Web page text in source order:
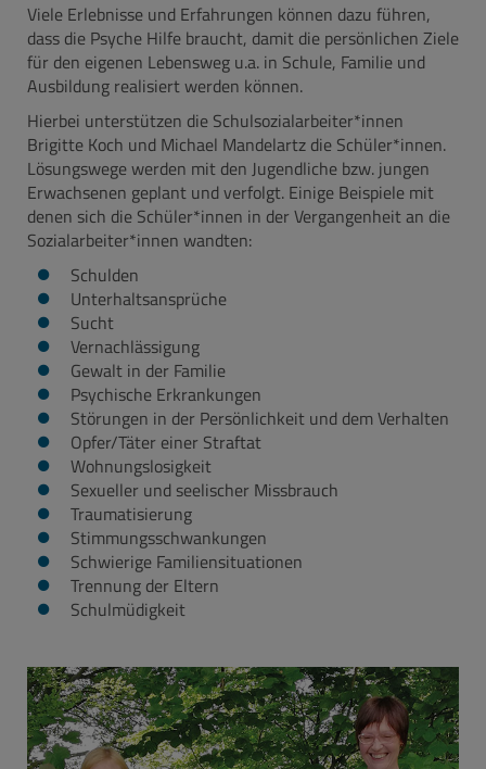
Viele Erlebnisse und Erfahrungen können dazu führen,
dass die Psyche Hilfe braucht, damit die persönlichen Ziele
für den eigenen Lebensweg u.a. in Schule, Familie und
Ausbildung realisiert werden können.
Hierbei unterstützen die Schulsozialarbeiter*innen
Brigitte Koch und Michael Mandelartz die Schüler*innen.
Lösungswege werden mit den Jugendliche bzw. jungen
Erwachsenen geplant und verfolgt. Einige Beispiele mit
denen sich die Schüler*innen in der Vergangenheit an die
Sozialarbeiter*innen wandten:
Schulden
Unterhaltsansprüche
Sucht
Vernachlässigung
Gewalt in der Familie
Psychische Erkrankungen
Störungen in der Persönlichkeit und dem Verhalten
Opfer/Täter einer Straftat
Wohnungslosigkeit
Sexueller und seelischer Missbrauch
Traumatisierung
Stimmungsschwankungen
Schwierige Familiensituationen
Trennung der Eltern
Schulmüdigkeit